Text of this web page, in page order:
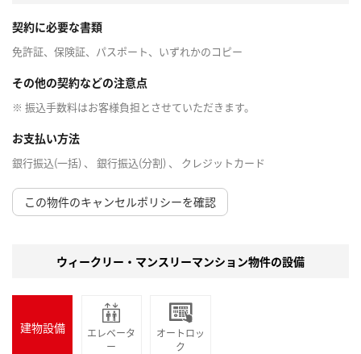
契約に必要な書類
免許証、保険証、パスポート、いずれかのコピー
その他の契約などの注意点
※ 振込手数料はお客様負担とさせていただきます。
お支払い方法
銀行振込(一括) 、 銀行振込(分割) 、 クレジットカード
この物件のキャンセルポリシーを確認
ウィークリー・マンスリーマンション物件の設備
建物設備
エレベータ
ー
オートロッ
ク